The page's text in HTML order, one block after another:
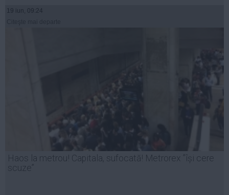
19 iun, 09:24
Haos la metrou! Capitala, sufocată! Metrorex ”își cere
scuze”